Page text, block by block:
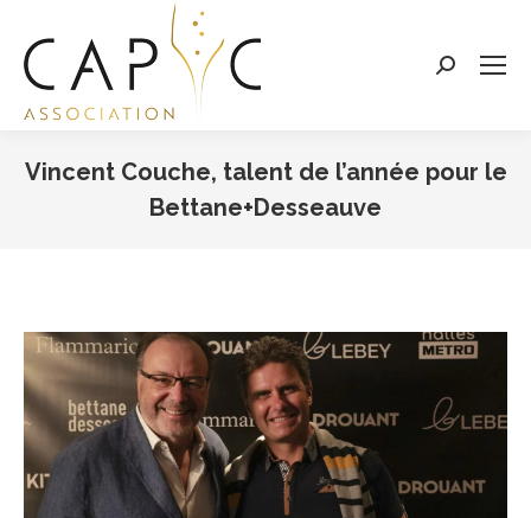
Search:
Vincent Couche, talent de l’année pour le
Bettane+Desseauve